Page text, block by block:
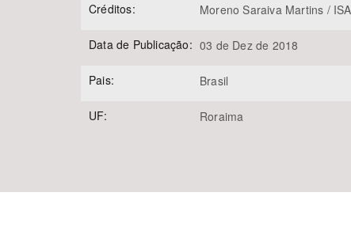
Créditos: Moreno Saraiva Martins / ISA
Data de Publicação: 03 de Dez de 2018
Pais: Brasil
UF: Roraima